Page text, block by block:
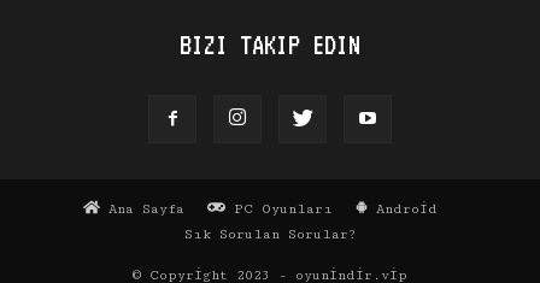
BIZI TAKIP EDIN
Ana Sayfa PC Oyunları
Android
Sık Sorulan Sorular?
© Copyright 2023 - oyunindir.vip